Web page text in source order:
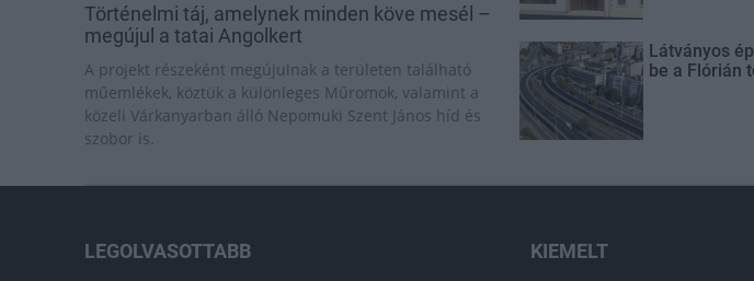
Történelmi táj, amelynek minden köve mesél –
megújul a tatai Angolkert
A projekt részeként megújulnak a területen található
műemlékek, köztük a különleges Műromok, valamint a
közeli Várkanyarban álló Nepomuki Szent János híd és
szobor is.
Látványos
be a Flórián
LEGOLVASOTTABB KIEMELT